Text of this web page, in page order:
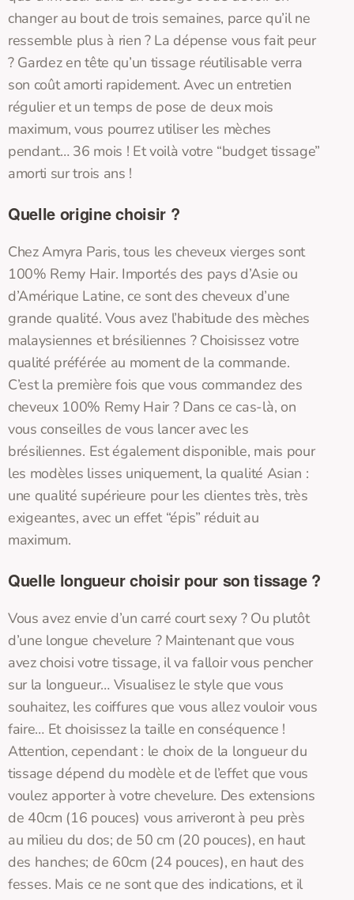
changer au bout de trois semaines, parce qu’il ne
ressemble plus à rien ? La dépense vous fait peur
? Gardez en tête qu’un tissage réutilisable verra
son coût amorti rapidement. Avec un entretien
régulier et un temps de pose de deux mois
maximum, vous pourrez utiliser les mèches
pendant… 36 mois ! Et voilà votre “budget tissage”
amorti sur trois ans !
Quelle origine choisir ?
Chez Amyra Paris, tous les cheveux vierges sont
100% Remy Hair. Importés des pays d’Asie ou
d’Amérique Latine, ce sont des cheveux d’une
grande qualité. Vous avez l’habitude des mèches
malaysiennes et brésiliennes ? Choisissez votre
qualité préférée au moment de la commande.
C’est la première fois que vous commandez des
cheveux 100% Remy Hair ? Dans ce cas-là, on
vous conseilles de vous lancer avec les
brésiliennes. Est également disponible, mais pour
les modèles lisses uniquement, la qualité Asian :
une qualité supérieure pour les clientes très, très
exigeantes, avec un effet “épis” réduit au
maximum.
Quelle longueur choisir pour son tissage ?
Vous avez envie d’un carré court sexy ? Ou plutôt
d’une longue chevelure ? Maintenant que vous
avez choisi votre tissage, il va falloir vous pencher
sur la longueur… Visualisez le style que vous
souhaitez, les coiffures que vous allez vouloir vous
faire… Et choisissez la taille en conséquence !
Attention, cependant : le choix de la longueur du
tissage dépend du modèle et de l’effet que vous
voulez apporter à votre chevelure. Des extensions
de 40cm (16 pouces) vous arriveront à peu près
au milieu du dos; de 50 cm (20 pouces), en haut
des hanches; de 60cm (24 pouces), en haut des
fesses. Mais ce ne sont que des indications, et il